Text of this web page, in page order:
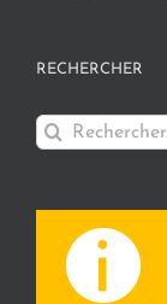
RECHERCHER
Rechercher: